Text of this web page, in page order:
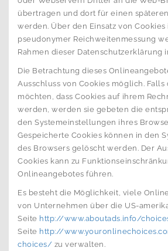
übertragen und dort für einen
werden. Über den Einsatz von Cookies
pseudonymer Reichweitenmessung
Rahmen dieser Datenschutzerklärung
Die Betrachtung dieses
Ausschluss von Cookies möglich.
möchten, dass Cookies auf ihrem
werden, werden sie gebeten die
den Systemeinstellungen ihres
Gespeicherte Cookies können in den
des Browsers gelöscht werden. Der
Cookies kann zu
Onlineangebotes führen.
Es besteht die Möglichkeit, viele
von Unternehmen über die US-
Seite http://www.aboutads.info/
Seite http://
choices/ zu verwalten.